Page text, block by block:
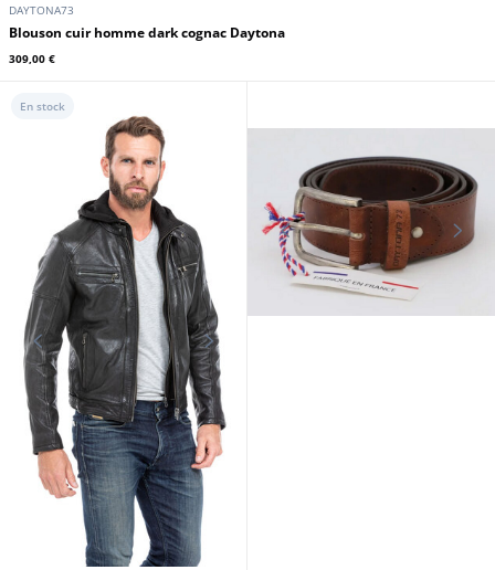
DAYTONA73
Blouson cuir homme dark cognac Daytona
309,00 €
En stock